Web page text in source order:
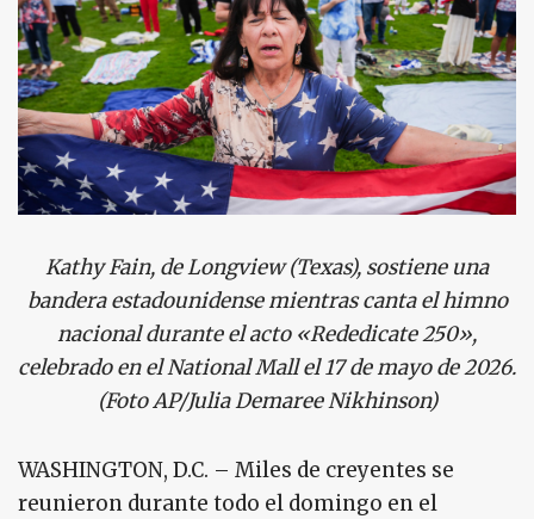
Kathy Fain, de Longview (Texas), sostiene una
bandera estadounidense mientras canta el himno
nacional durante el acto «Rededicate 250»,
celebrado en el National Mall el 17 de mayo de 2026.
(Foto AP/Julia Demaree Nikhinson)
WASHINGTON, D.C. – Miles de creyentes se
reunieron durante todo el domingo en el